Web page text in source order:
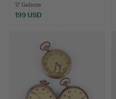
17 Gebote
199 USD